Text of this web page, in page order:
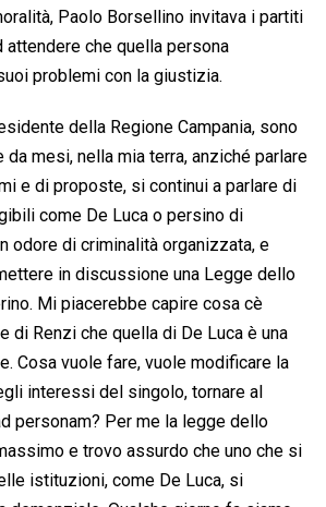
Paolo Borsellino invitava i partiti
attendere che quella persona
problemi con la giustizia.
della Regione Campania, sono
mesi, nella mia terra, anziché parlare
e di proposte, si continui a parlare di
come De Luca o persino di
odore di criminalità organizzata, e
in discussione una Legge dello
Mi piacerebbe capire cosa cè
di Renzi che quella di De Luca è una
Cosa vuole fare, vuole modificare la
interessi del singolo, tornare al
personam? Per me la legge dello
e trovo assurdo che uno che si
istituzioni, come De Luca, si